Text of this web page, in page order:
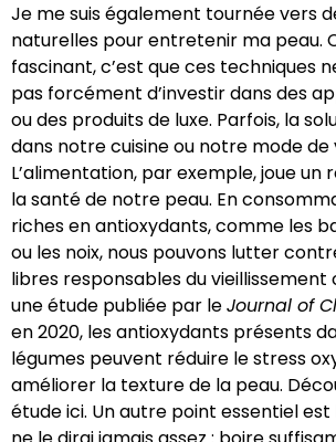
Je me suis également tournée vers
naturelles pour entretenir ma peau.
fascinant, c’est que ces techniques
pas forcément d’investir dans des
ou des produits de luxe. Parfois, la
dans notre cuisine ou notre mode de
L’alimentation, par exemple, joue un
la santé de notre peau. En
riches en antioxydants, comme les
ou les noix, nous pouvons lutter
libres responsables du vieillissement
une étude publiée par leJournal of
en 2020, les antioxydants présents
légumes peuvent réduire le stress
améliorer la texture de la peau.
étude ici. Un autre point essentiel